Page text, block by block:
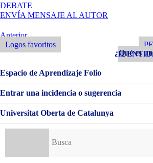
DEBATE
MANUAL
SUMMA
ENVÍA MENSAJE AL AUTOR
Navegación
de
entradas
Entrada
Anterior
Anterior
Logos favoritos
¿Qué es
Espacio de Aprendizaje Folio
Entrar una incidencia o sugerencia
Universitat Oberta de Catalunya